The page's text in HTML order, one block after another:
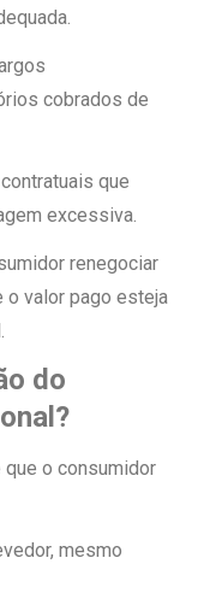
cobrados de
que
excessiva.
renegociar
o valor pago esteja
do
o consumidor
mesmo